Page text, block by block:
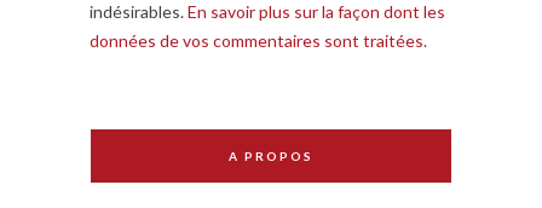
indésirables.En savoir plus sur la façon dont les
données de vos commentaires sont traitées.
A PROPOS